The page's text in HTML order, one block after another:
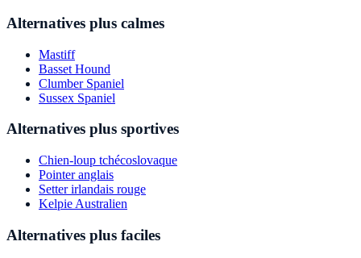
Alternatives plus calmes
Mastiff
Basset Hound
Clumber Spaniel
Sussex Spaniel
Alternatives plus sportives
Chien-loup tchécoslovaque
Pointer anglais
Setter irlandais rouge
Kelpie Australien
Alternatives plus faciles